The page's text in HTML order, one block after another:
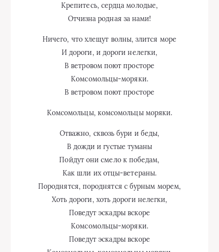
Крепитесь, сердца молодые,
Отчизна родная за нами!
Ничего, что хлещут волны, злится море
И дороги, и дороги нелегки,
В ветровом поют просторе
Комсомольцы-моряки.
В ветровом поют просторе
Комсомольцы, комсомольцы моряки.
Отважно, сквозь бури и беды,
В дожди и густые туманы
Пойдут они смело к победам,
Как шли их отцы-ветераны.
Породнятся, породнятся с бурным морем,
Хоть дороги, хоть дороги нелегки,
Поведут эскадры вскоре
Комсомольцы-моряки.
Поведут эскадры вскоре